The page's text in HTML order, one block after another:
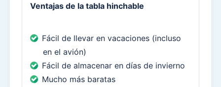
Ventajas de la tabla hinchable
Fácil de llevar en vacaciones (incluso
en el avión)
Fácil de almacenar en días de invierno
Mucho más baratas